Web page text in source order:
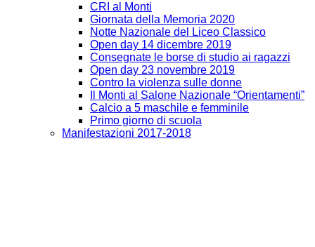
CRI al Monti
Giornata della Memoria 2020
Notte Nazionale del Liceo Classico
Open day 14 dicembre 2019
Consegnate le borse di studio ai ragazzi
Open day 23 novembre 2019
Contro la violenza sulle donne
Il Monti al Salone Nazionale “Orientamenti”
Calcio a 5 maschile e femminile
Primo giorno di scuola
Manifestazioni 2017-2018